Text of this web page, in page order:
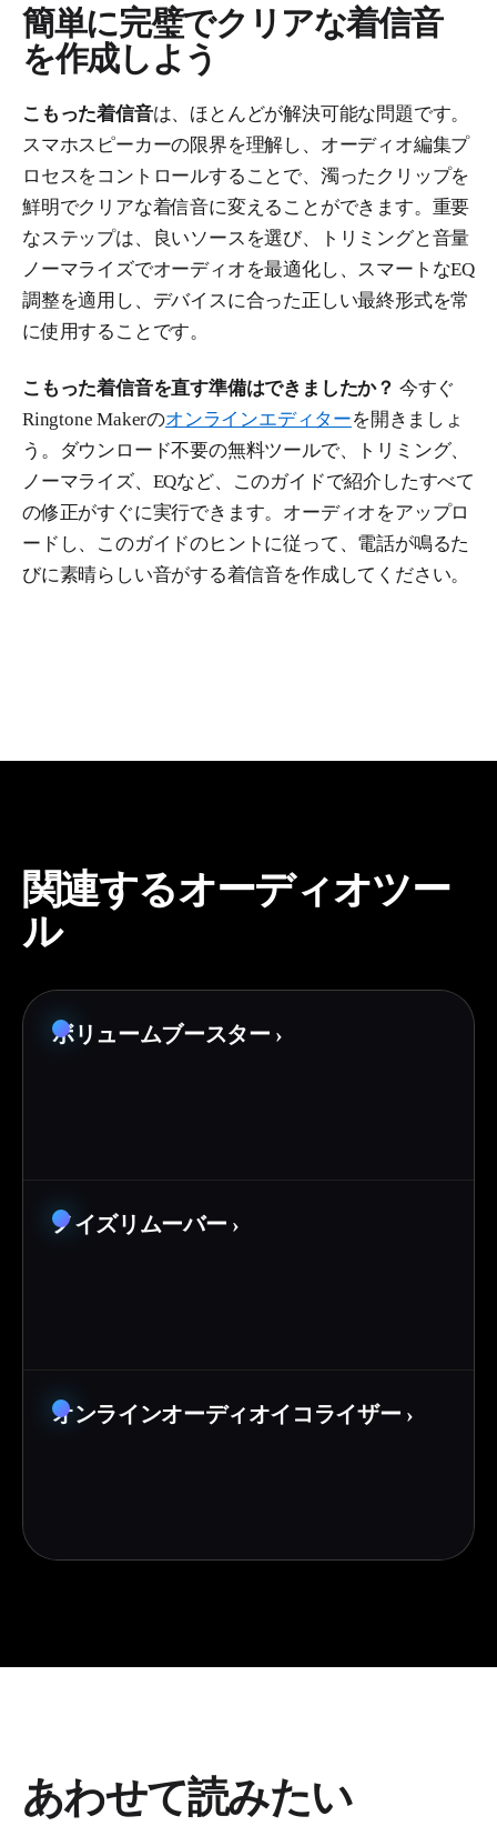
簡単に完璧でクリアな着信音
を作成しよう
こもった着信音は、ほとんどが解決可能な問題です。
スマホスピーカーの限界を理解し、オーディオ編集プ
ロセスをコントロールすることで、濁ったクリップを
鮮明でクリアな着信音に変えることができます。重要
なステップは、良いソースを選び、トリミングと音量
ノーマライズでオーディオを最適化し、スマートなEQ
調整を適用し、デバイスに合った正しい最終形式を常
に使用することです。
こもった着信音を直す準備はできましたか？ 今すぐ
Ringtone Makerのオンラインエディターを開きましょ
う。ダウンロード不要の無料ツールで、トリミング、
ノーマライズ、EQなど、このガイドで紹介したすべて
の修正がすぐに実行できます。オーディオをアップロ
ードし、このガイドのヒントに従って、電話が鳴るた
びに素晴らしい音がする着信音を作成してください。
関連するオーディオツー
ル
ボリュームブースター ›
ノイズリムーバー ›
オンラインオーディオイコライザー ›
あわせて読みたい